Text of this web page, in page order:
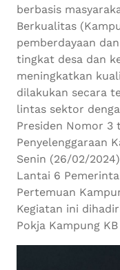
berbasis
Berkualitas
pemberdayaan
tingkat desa dan
meningkatkan
dilakukan secara
lintas sektor
Presiden Nomor 3
Penyelenggaraan
Senin (26/02/
Lantai 6
Pertemuan
Kegiatan ini
Pokja Kampung